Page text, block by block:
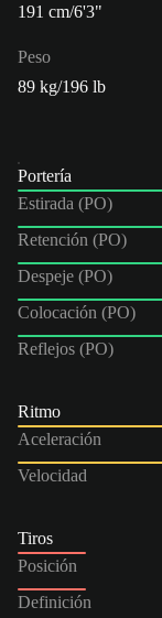
191 cm/6'3"
Peso
89 kg/196 lb
Portería
Estirada (PO)
Retención (PO)
Despeje (PO)
Colocación (PO)
Reflejos (PO)
Ritmo
Aceleración
Velocidad
Tiros
Posición
Definición